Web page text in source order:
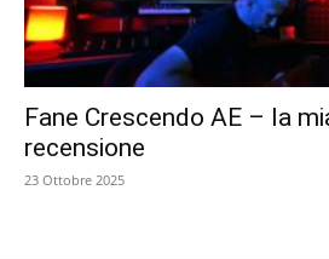
Fane Crescendo AE – la
recensione
23 Ottobre 2025